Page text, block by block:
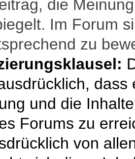
die
Im Forum
zu
und die
Forums zu
von